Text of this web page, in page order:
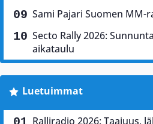
Sami Pajari Suomen MM-
Secto Rally 2026:
aikataulu
Luetuimmat
Ralliradio 2026: Taajuus,